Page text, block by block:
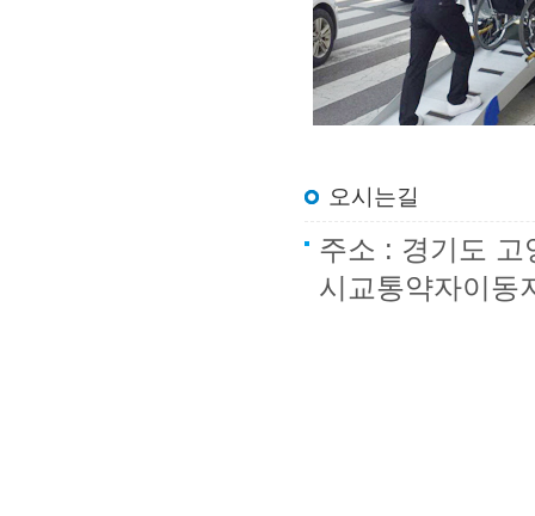
오시는길
주소 : 경기도 고
시교통약자이동